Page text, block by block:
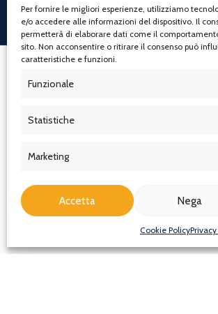
Per fornire le migliori esperienze, utilizziamo
e/o accedere alle informazioni del dispositivo. Il
permetterà di elaborare dati come il
sito. Non acconsentire o ritirare il consenso può
caratteristiche e funzioni.
Funzionale
Statistiche
Marketing
Accetta Nega
Cookie Policy
(+39) 339 603 94 50